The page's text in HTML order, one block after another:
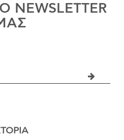
NEWSLETTER